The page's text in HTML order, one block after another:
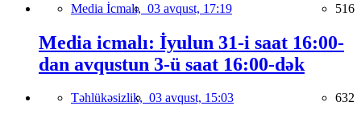
Media İcmalı, 03 avqust, 17:19 516
Media icmalı: İyulun 31-i saat 16:00-
dan avqustun 3-ü saat 16:00-dək
Təhlükəsizlik, 03 avqust, 15:03 632